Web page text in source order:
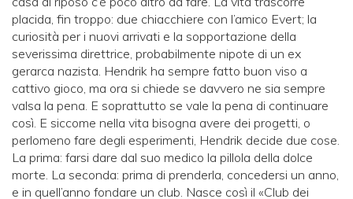
placida, fin troppo: due chiacchiere con l’amico Evert; la
curiosità per i nuovi arrivati e la sopportazione della
severissima direttrice, probabilmente nipote di un ex
gerarca nazista. Hendrik ha sempre fatto buon viso a
cattivo gioco, ma ora si chiede se davvero ne sia sempre
valsa la pena. E soprattutto se vale la pena di continuare
così. E siccome nella vita bisogna avere dei progetti, o
perlomeno fare degli esperimenti, Hendrik decide due cose.
La prima: farsi dare dal suo medico la pillola della dolce
morte. La seconda: prima di prenderla, concedersi un anno,
e in quell’anno fondare un club. Nasce così il «Club dei